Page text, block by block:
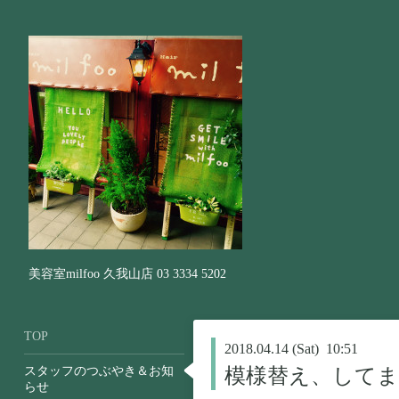
美容室milfoo 久我山店 03 3334 5202
2018.04.14 (Sat) 10:51
模様替え、して
TOP
スタッフのつぶやき＆お知
らせ